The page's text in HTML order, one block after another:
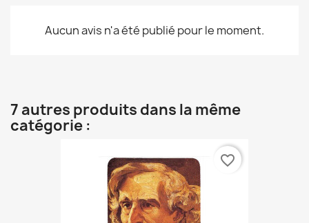
Aucun avis n'a été publié pour le moment.
7 autres produits dans la même
catégorie :
favorite_border